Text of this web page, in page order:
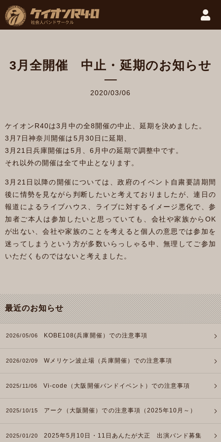
3月全開催 中止・延期のお知らせ
2020/03/06
ケイオンR40は3月中の全8開催の中止、延期を決めました。
3月7日神奈川開催は5月30日に延期、
3月21日兵庫開催は5月、6月中の延期で調整中です。
それ以外の開催は全て中止となります。
3月21日以降の開催については、政府のイベント自粛要請期間
後に情勢を見ながら判断したいと考えておりましたが、連日の
報道によるライブハウス、ライブに対するイメージ悪化で、参
加者ご本人は参加したいと思っていても、会社や家族からOK
が出ない、会社や家族のことを考えると個人の意思では参加を
迷ってしまうという方が多数いらっしゃる中、無理してご参加
いただくものではないと考えました。
最近のお知らせ
2026/05/06 KOBE108(兵庫開催）での注意事項
2026/02/09 Wメリケン波止場（兵庫開催）での注意事項
2025/11/06 Vi-code（大阪開催バンドイベント）での注意事項
2025/10/15 アーク（大阪開催）での注意事項（2025年10月～）
2025/01/20 2025年5月10日・11日あんたが大正 出演バンド募集